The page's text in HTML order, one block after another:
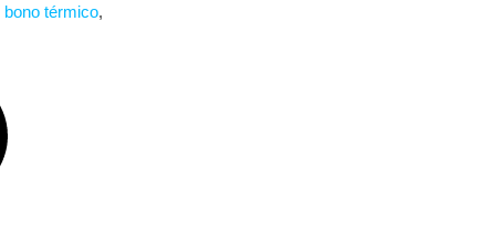
bono térmico,